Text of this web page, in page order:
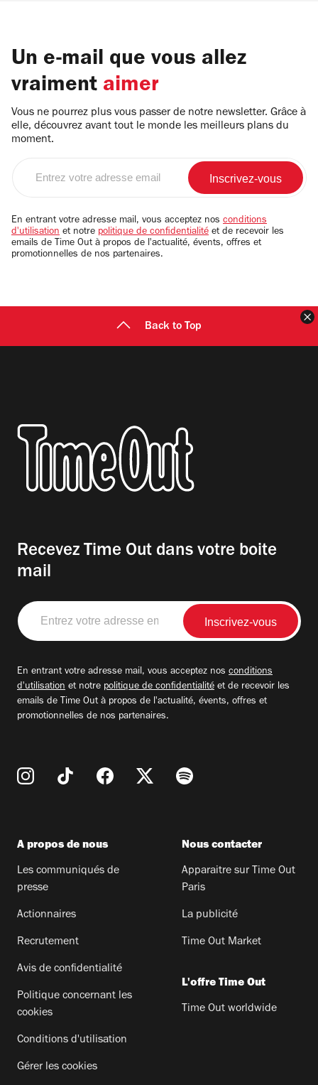
Un e-mail que vous allez
vraiment aimer
Vous ne pourrez plus vous passer de notre newsletter. Grâce à
elle, découvrez avant tout le monde les meilleurs plans du
moment.
Entrez
email
En entrant votre adresse mail, vous acceptez nos conditions
d'utilisation et notre politique de confidentialité et de recevoir les
emails de Time Out à propos de l'actualité, évents, offres et
promotionnelles de nos partenaires.
Back to Top
Recevez Time Out dans votre boite
mail
Entrez
votre
adresse
En entrant votre adresse mail, vous acceptez nos conditions
d'utilisation et notre politique de confidentialité et de recevoir les
emails de Time Out à propos de l'actualité, évents, offres et
promotionnelles de nos partenaires.
A propos de nous
Les communiqués de
presse
Actionnaires
Recrutement
Avis de confidentialité
Politique concernant les
cookies
Conditions d'utilisation
Gérer les cookies
Nous contacter
Apparaitre sur Time Out
Paris
La publicité
Time Out Market
L'offre Time Out
Time Out worldwide